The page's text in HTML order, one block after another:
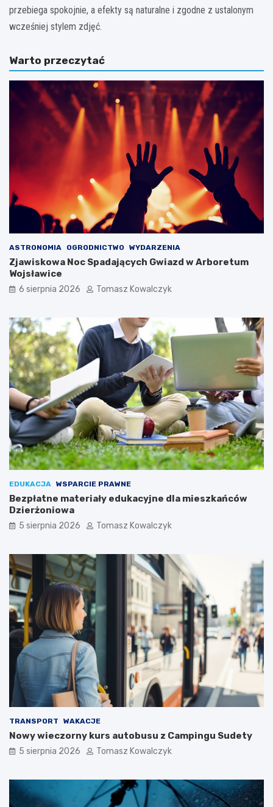
przebiega spokojnie, a efekty są naturalne i zgodne z ustalonym
wcześniej stylem zdjęć.
Warto przeczytać
ASTRONOMIA OGRODNICTWO WYDARZENIA
Zjawiskowa Noc Spadających Gwiazd w Arboretum
Wojsławice
6 sierpnia 2026 Tomasz Kowalczyk
EDUKACJA WSPARCIE PRAWNE
Bezpłatne materiały edukacyjne dla mieszkańców
Dzierżoniowa
5 sierpnia 2026 Tomasz Kowalczyk
TRANSPORT WAKACJE
Nowy wieczorny kurs autobusu z Campingu Sudety
5 sierpnia 2026 Tomasz Kowalczyk